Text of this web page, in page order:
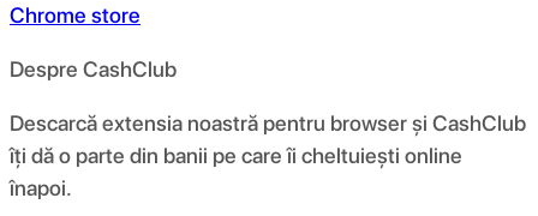
Chrome store
Despre CashClub
Descarcă extensia noastră pentru browser și CashClub
îți dă o parte din banii pe care îi cheltuiești online
înapoi.